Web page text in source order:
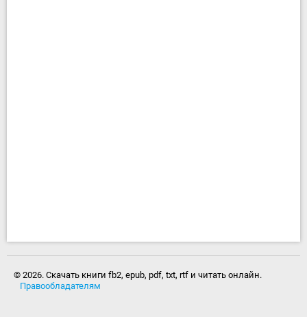
© 2026. Скачать книги fb2, epub, pdf, txt, rtf и читать онлайн.
Правообладателям